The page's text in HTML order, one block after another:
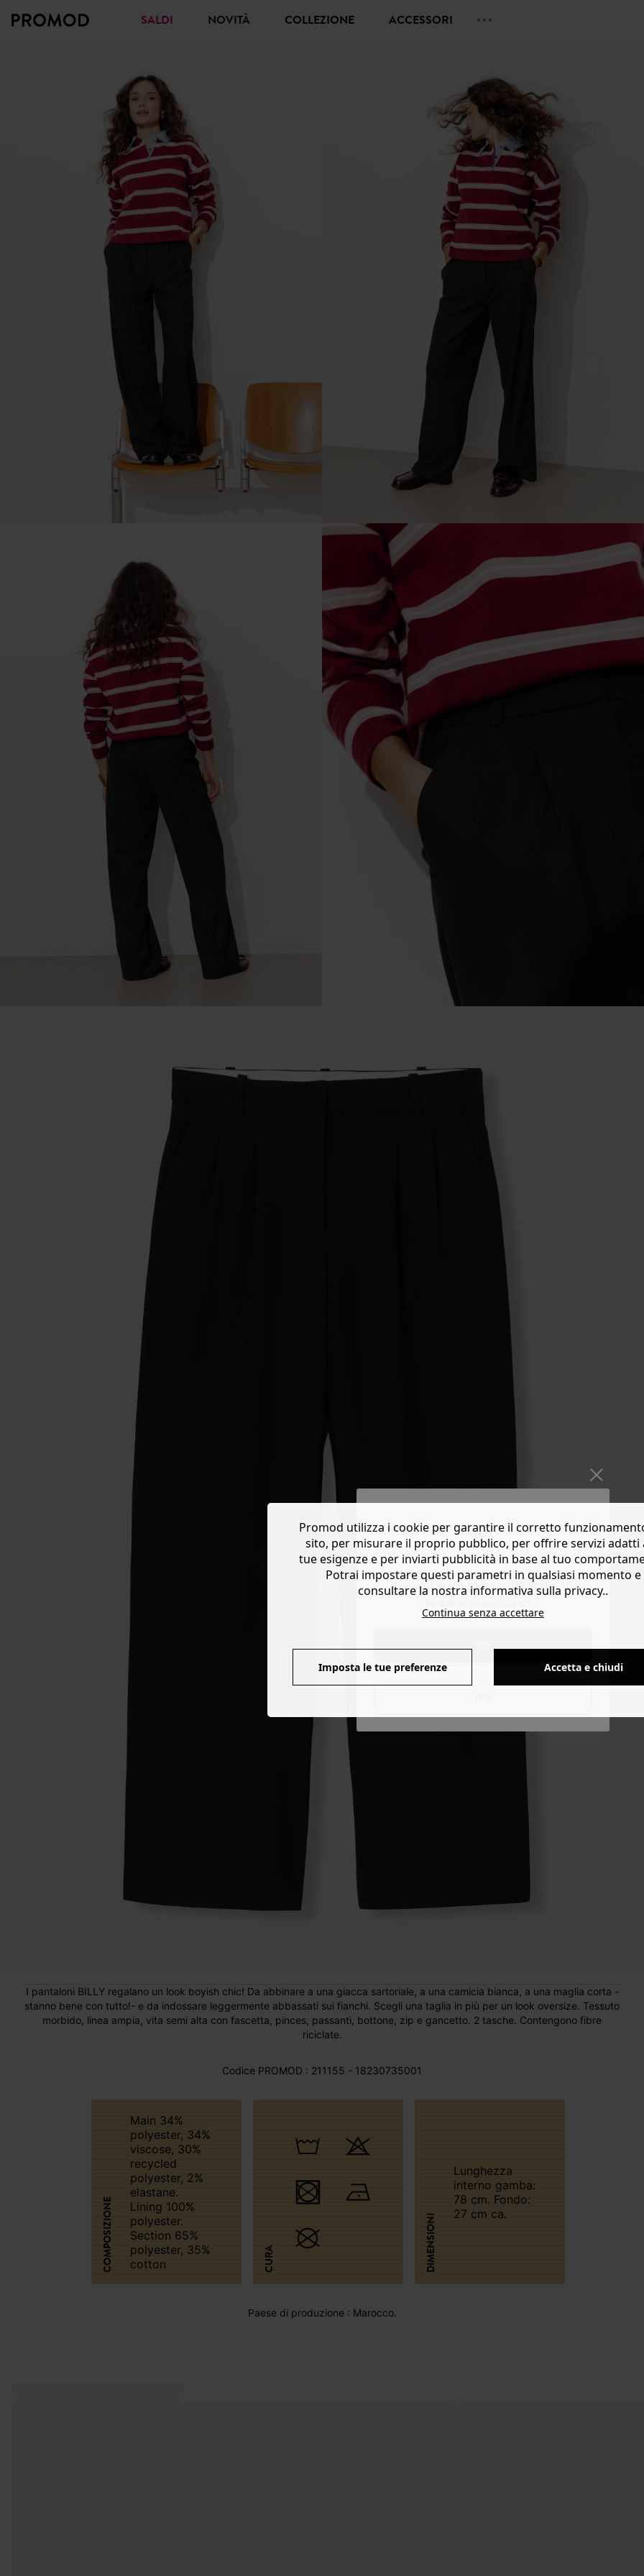
Do you want to be redirected to
SALDI NOVITÀ COLLEZIONE ACCESSORI
I pantaloni BILLY regalano un look boyish chic! Da abbinare a una giacca sartoriale, a una camicia bianca, a una maglia corta -
stanno bene con tutto!- e da indossare leggermente abbassati sui fianchi. Scegli una taglia in più per un look oversize. Tessuto
morbido, linea ampia, vita semi alta con fascetta, pinces, passanti, bottone, zip e gancetto. 2 tasche. Contengono fibre
riciclate.
Codice PROMOD : 211155 - 18230735001
COMPOSIZIONE
Main 34%
polyester, 34%
viscose, 30%
recycled
polyester, 2%
elastane.
Lining 100%
polyester.
Section 65%
polyester, 35%
cotton
CURA DIMENSIONI
Lunghezza
interno gamba:
78 cm. Fondo:
27 cm ca.
Paese di produzione : Marocco.
Promod utilizza i cookie per garantire il corretto
sito, per misurare il proprio pubblico, per offrire servizi adatti
tue esigenze e per inviarti pubblicità in base al tuo
Potrai impostare questi parametri in qualsiasi momento e
consultare la nostra informativa sulla privacy..
Continua senza accettare
Imposta le tue preferenze Accetta e chiudi